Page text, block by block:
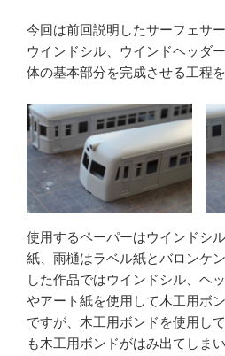
今回は前回説明したサーフェサ
ウインドシル、ウインドヘッダ
体の基本部分を完成させる工程を
使用するペーパーはウインドシ
紙、雨樋はラベル紙とバロンケ
した作品ではウインドシル、ヘ
やアート紙を使用して木工用ボ
ですが、木工用ボンドを使用し
も木工用ボンドがはみ出てしま